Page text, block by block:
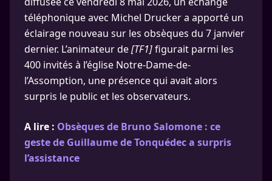
téléphonique avec Michel Drucker a apporté un
éclairage nouveau sur les obsèques du 7 janvier
dernier. L’animateur de[TF1]figurait parmi les
400 invités à l’église Notre-Dame-de-
l’Assomption, une présence qui avait alors
surpris le public et les observateurs.
A lire : Obsèques de Bruno Salomone : ce
geste de Guillaume de Tonquédec a surpris
l’assistance